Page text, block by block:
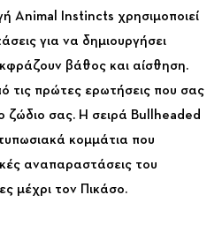
Animal Instincts χρησιμοποιεί
για να δημιουργήσει
βάθος και αίσθηση.
τις πρώτες ερωτήσεις που σας
ζώδιο σας. Η σειρά Bullheaded
κομμάτια που
αναπαραστάσεις του
μέχρι τον Πικάσο.